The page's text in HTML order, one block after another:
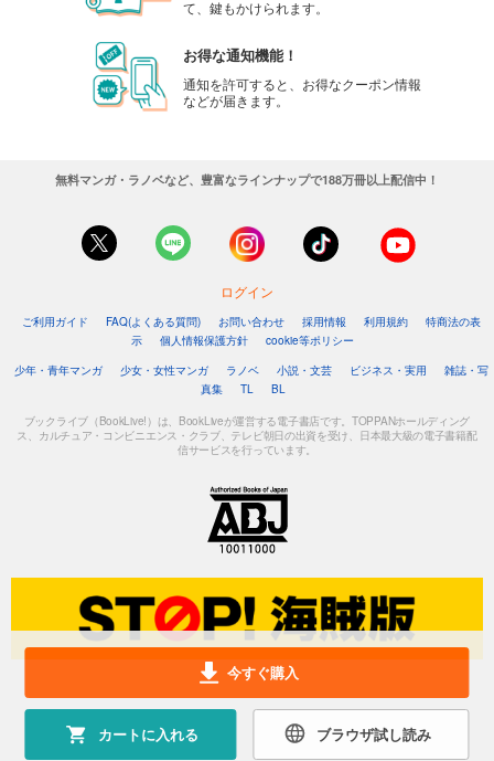
今すぐ購入
カートに入れる ブラウザ試し読み
て、鍵もかけられます。
お得な通知機能！
通知を許可すると、お得なクーポン情報
などが届きます。
無料マンガ・ラノベなど、豊富なラインナップで188万冊以上配信中！
ログイン
ご利用ガイド FAQ(よくある質問) お問い合わせ 採用情報 利用規約
特商法の表
示
個人情報保護方針
cookie等ポリシー
少年・青年マンガ
少女・女性マンガ ラノベ 小説・文芸 ビジネス・実用
雑誌・写
真集
TL BL
ブックライブ（BookLive!）は、BookLiveが運営する電子書店です。TOPPANホールディング
ス、カルチュア・コンビニエンス・クラブ、テレビ朝日の出資を受け、日本最大級の電子書籍配
信サービスを行っています。